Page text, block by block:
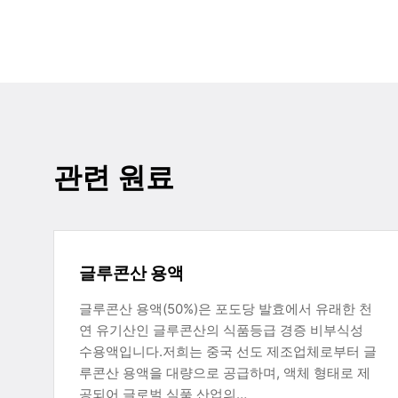
관련 원료
글루콘산 용액
글루콘산 용액(50%)은 포도당 발효에서 유래한 천
연 유기산인 글루콘산의 식품등급 경증 비부식성
수용액입니다.저희는 중국 선도 제조업체로부터 글
루콘산 용액을 대량으로 공급하며, 액체 형태로 제
공되어 글로벌 식품 산업의…